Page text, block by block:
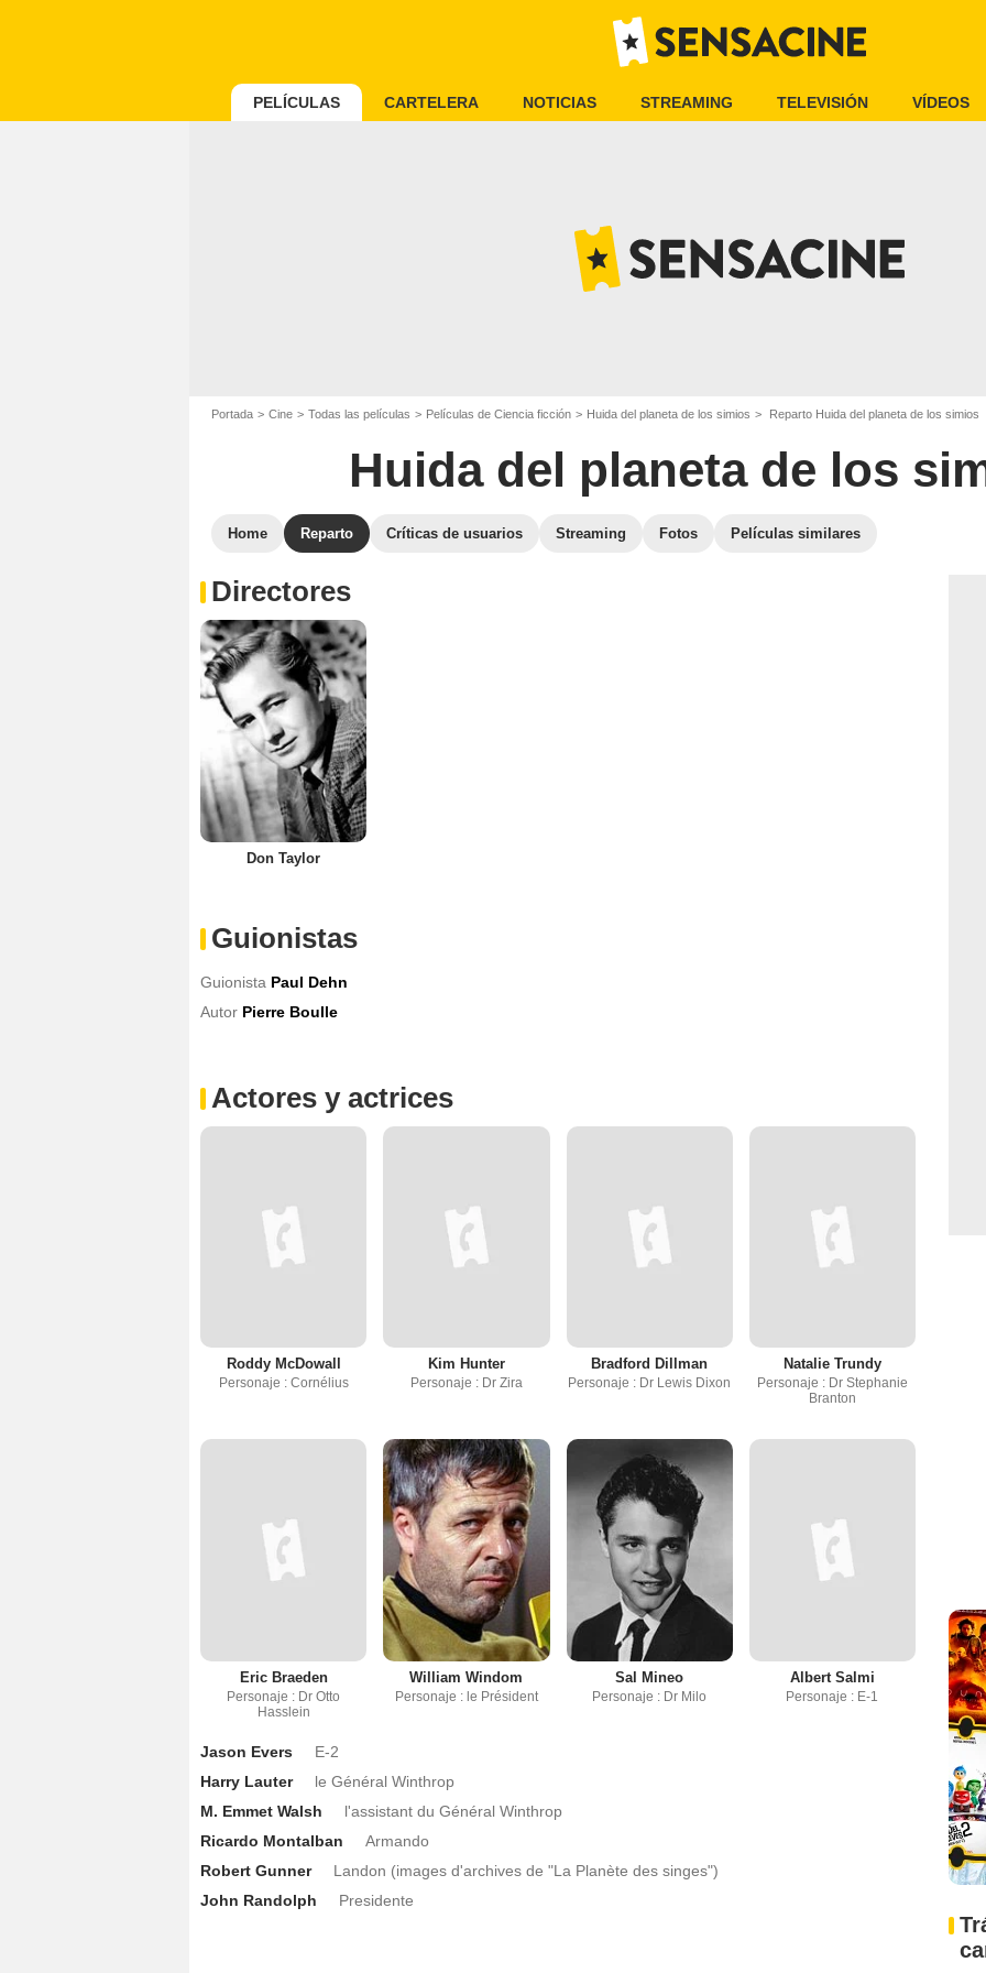
PELÍCULAS CARTELERA NOTICIAS STREAMING TELEVISIÓN VÍDEOS
Portada Cine Todas las películas Películas de Ciencia ficción Huida del planeta de los simios Reparto Huida del planeta de los simios
Huida del planeta de los
Home Reparto Críticas de usuarios Streaming Fotos Películas similares
Directores
Don Taylor
Guionistas
Guionista Paul Dehn
Autor Pierre Boulle
Actores y actrices
Roddy McDowall
Personaje : Cornélius
Kim Hunter
Personaje : Dr Zira
Bradford Dillman
Personaje : Dr Lewis Dixon
Natalie Trundy
Personaje : Dr Stephanie
Branton
Eric Braeden
Personaje : Dr Otto
Hasslein
William Windom
Personaje : le Président
Sal Mineo
Personaje : Dr Milo
Albert Salmi
Personaje : E-1
Jason Evers
E-2
Harry Lauter
le Général Winthrop
M. Emmet Walsh
l'assistant du Général Winthrop
Ricardo Montalban
Armando
Robert Gunner
Landon (images d'archives de "La Planète des singes")
John Randolph
Presidente